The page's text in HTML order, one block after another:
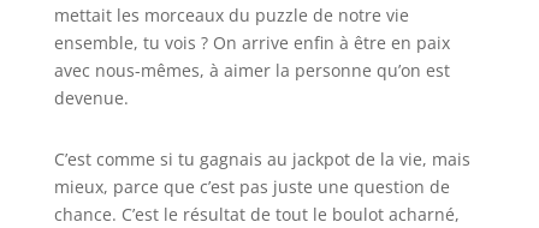
mettait les morceaux du puzzle de notre vie
ensemble, tu vois ? On arrive enfin à être en paix
avec nous-mêmes, à aimer la personne qu’on est
devenue.
C’est comme si tu gagnais au jackpot de la vie, mais
mieux, parce que c’est pas juste une question de
chance. C’est le résultat de tout le boulot acharné,